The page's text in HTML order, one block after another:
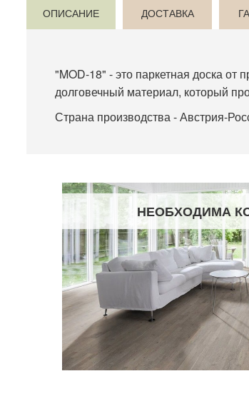
ОПИСАНИЕ ДОСТАВКА
"MOD-18" - это паркетная доска от
долговечный материал, который
Страна производства - Австрия-
НЕОБХОДИМА